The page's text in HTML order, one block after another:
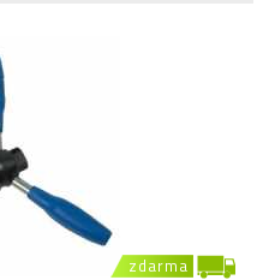
zdarma